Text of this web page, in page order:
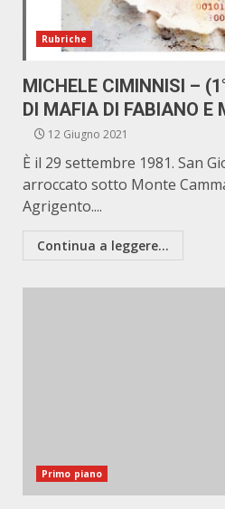
Rubriche
MICHELE CIMINNISI –
DI MAFIA DI FABIANO E
12 Giugno 2021
È il 29 settembre 1981. San
arroccato sotto Monte
Agrigento....
Continua a leggere...
Primo piano